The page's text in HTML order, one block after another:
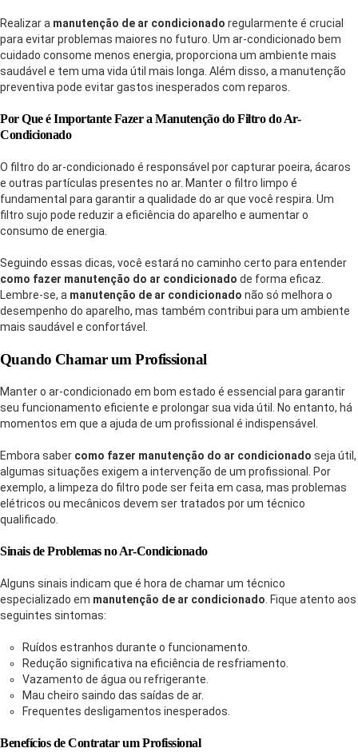
Realizar a manutenção de ar condicionado regularmente é crucial
para evitar problemas maiores no futuro. Um ar-condicionado bem
cuidado consome menos energia, proporciona um ambiente mais
saudável e tem uma vida útil mais longa. Além disso, a manutenção
preventiva pode evitar gastos inesperados com reparos.
Por Que é Importante Fazer a Manutenção do Filtro do Ar-
Condicionado
O filtro do ar-condicionado é responsável por capturar poeira, ácaros
e outras partículas presentes no ar. Manter o filtro limpo é
fundamental para garantir a qualidade do ar que você respira. Um
filtro sujo pode reduzir a eficiência do aparelho e aumentar o
consumo de energia.
Seguindo essas dicas, você estará no caminho certo para entender
como fazer manutenção do ar condicionado de forma eficaz.
Lembre-se, a manutenção de ar condicionado não só melhora o
desempenho do aparelho, mas também contribui para um ambiente
mais saudável e confortável.
Quando Chamar um Profissional
Manter o ar-condicionado em bom estado é essencial para garantir
seu funcionamento eficiente e prolongar sua vida útil. No entanto, há
momentos em que a ajuda de um profissional é indispensável.
Embora saber como fazer manutenção do ar condicionado seja útil,
algumas situações exigem a intervenção de um profissional. Por
exemplo, a limpeza do filtro pode ser feita em casa, mas problemas
elétricos ou mecânicos devem ser tratados por um técnico
qualificado.
Sinais de Problemas no Ar-Condicionado
Alguns sinais indicam que é hora de chamar um técnico
especializado em manutenção de ar condicionado . Fique atento aos
seguintes sintomas:
Ruídos estranhos durante o funcionamento.
Redução significativa na eficiência de resfriamento.
Vazamento de água ou refrigerante.
Mau cheiro saindo das saídas de ar.
Frequentes desligamentos inesperados.
Benefícios de Contratar um Profissional